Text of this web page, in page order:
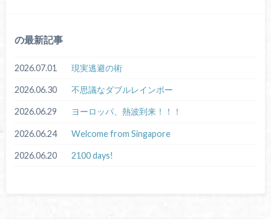
の最新記事
2026.07.01 現実逃避の術
2026.06.30 不思議なダブルレインボー
2026.06.29 ヨーロッパ、熱波到来！！！
2026.06.24 Welcome from Singapore
2026.06.20 2100 days!